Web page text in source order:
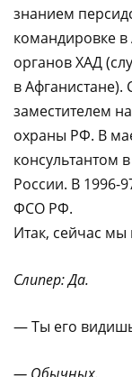
знанием
командировке в
органов ХАД
в
заместителем
охраны РФ. В
консультантом
России. В 1996-
ФСО РФ.
Итак, сейчас
Слипер: Да.
— Ты его